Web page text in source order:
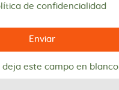
de confidencialidad
Enviar
este campo en blanco.